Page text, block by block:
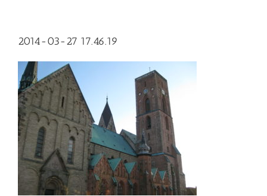
2014-03-27 17.46.19